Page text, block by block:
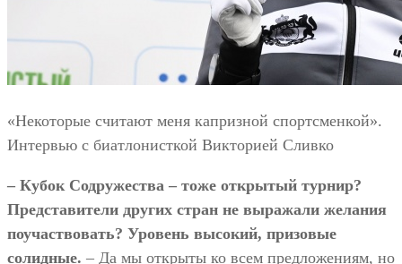
«Некоторые считают меня капризной спортсменкой».
Интервью с биатлонисткой Викторией Сливко
– Кубок Содружества – тоже открытый турнир?
Представители других стран не выражали желания
поучаствовать? Уровень высокий, призовые
солидные. – Да мы открыты ко всем предложениям, но